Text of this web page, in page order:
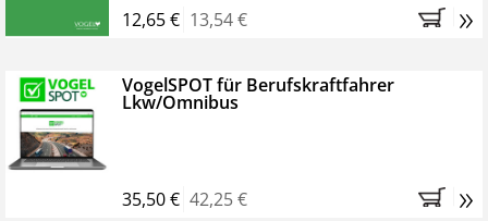
12,65 € 13,54 € »
VogelSPOT für Berufskraftfahrer
Lkw/Omnibus
35,50 € 42,25 € »